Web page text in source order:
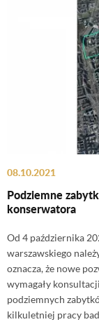
08.10.2021
Podziemne
konserwatora
Od 4 października
warszawskiego
oznacza, że nowe
wymagały
podziemnych
kilkuletniej pracy